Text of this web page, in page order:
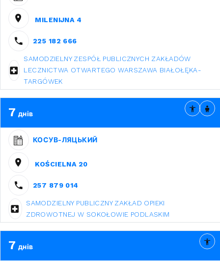
MILENIJNA 4
225 182 666
SAMODZIELNY ZESPÓŁ PUBLICZNYCH ZAKŁADÓW
LECZNICTWA OTWARTEGO WARSZAWA BIAŁOŁĘKA-
TARGÓWEK
7 днів
КОСУВ-ЛЯЦЬКИЙ
KOŚCIELNA 20
257 879 014
SAMODZIELNY PUBLICZNY ZAKŁAD OPIEKI
ZDROWOTNEJ W SOKOŁOWIE PODLASKIM
7 днів